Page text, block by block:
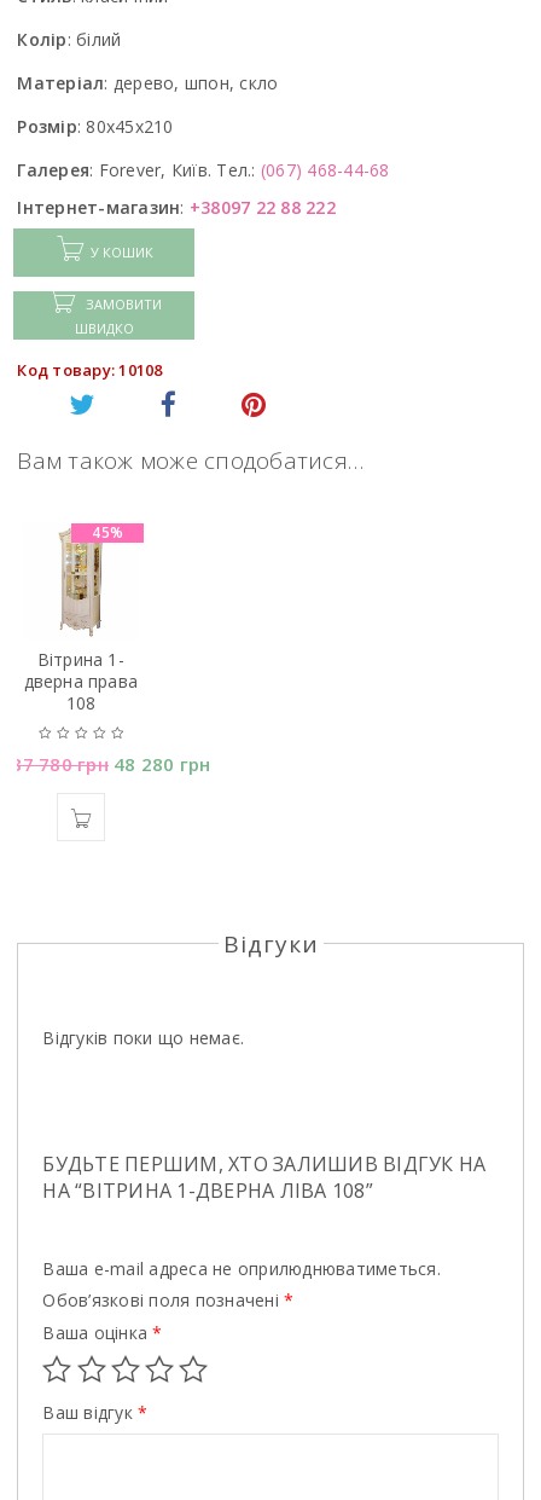
Колір:білий
Матеріал: дерево, шпон, скло
Розмір: 80x45x210
Галерея: Forever, Київ. Тел.: (067) 468-44-68
Інтернет-магазин: +38097 22 88 222
У КОШИК
ЗАМОВИТИ
ШВИДКО
Код товару: 10108
Вам також може сподобатися…
45%
Вітрина 1-
дверна права
108
87 780грн 48 280 грн
Відгуки
Відгуків поки що немає.
БУДЬТЕ ПЕРШИМ, ХТО ЗАЛИШИВ ВІДГУК НА
НА “ВІТРИНА 1-ДВЕРНА ЛІВА 108”
Ваша e-mail адреса не оприлюднюватиметься.
Обов’язкові поля позначені*
Ваша оцінка*
Ваш відгук*